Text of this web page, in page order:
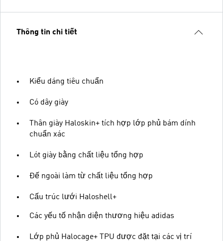
Thông tin chi tiết
Kiểu dáng tiêu chuẩn
Có dây giày
Thân giày Haloskin+ tích hợp lớp phủ bám dính
chuẩn xác
Lót giày bằng chất liệu tổng hợp
Đế ngoài làm từ chất liệu tổng hợp
Cấu trúc lưới Haloshell+
Các yếu tố nhận diện thương hiệu adidas
Lớp phủ Halocage+ TPU được đặt tại các vị trí